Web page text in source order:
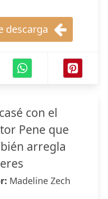
descarga
con el
Pene que
arregla
Madeline Zech